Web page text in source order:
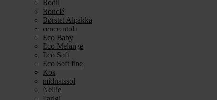
Bodil
Bouclé
Børstet Alpakka
cenerentola
Eco Baby
Eco Melange
Eco Soft
Eco Soft fine
Kos
midnatssol
Nellie
Parigi